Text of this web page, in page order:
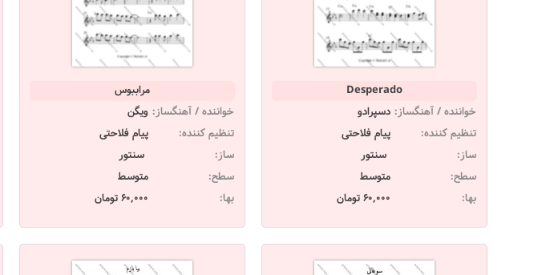
Desperado
خواننده / آهنگساز: دسپرادو
تنظیم کننده:
پیام فلاحتی
ساز:
سنتور
سطح:
متوسط
بها:
60,000 تومان
مراببوس
خواننده / آهنگساز: ویگن
تنظیم کننده:
پیام فلاحتی
ساز:
سنتور
سطح:
متوسط
بها:
60,000 تومان